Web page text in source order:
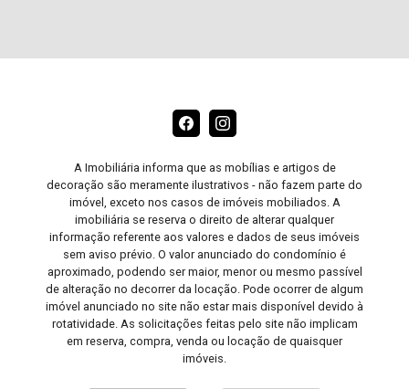
A Imobiliária informa que as mobílias e artigos de
decoração são meramente ilustrativos - não fazem parte do
imóvel, exceto nos casos de imóveis mobiliados. A
imobiliária se reserva o direito de alterar qualquer
informação referente aos valores e dados de seus imóveis
sem aviso prévio. O valor anunciado do condomínio é
aproximado, podendo ser maior, menor ou mesmo passível
de alteração no decorrer da locação. Pode ocorrer de algum
imóvel anunciado no site não estar mais disponível devido à
rotatividade. As solicitações feitas pelo site não implicam
em reserva, compra, venda ou locação de quaisquer
imóveis.